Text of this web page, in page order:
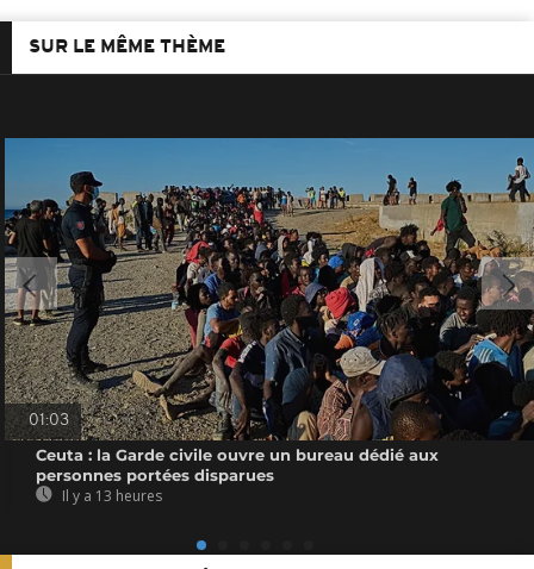
SUR LE MÊME THÈME
01:03
Ceuta : la Garde civile ouvre un bureau dédié aux
personnes portées disparues
Il y a 13 heures